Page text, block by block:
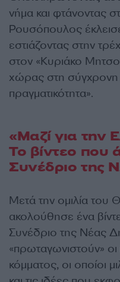
νήμα και
Ρουσόπουλος
εστιάζοντας στην
στον «Κυριάκο
χώρας στη σύγχρονη
πραγματικότητα».
«Μαζί για την
Το βίντεο που
Συνέδριο της
Μετά την ομιλία
ακολούθησε ένα
Συνέδριο της Νέας
«πρωταγωνιστούν» οι
κόμματος, οι οποίοι